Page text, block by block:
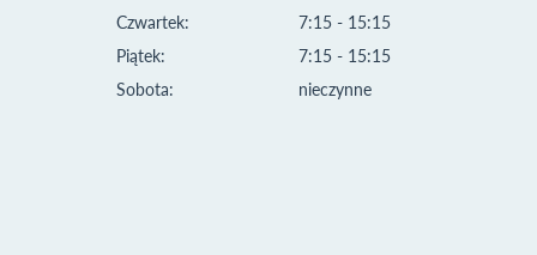
Czwartek:
Piątek:
Sobota:
7:15 - 15:15
7:15 - 15:15
nieczynne